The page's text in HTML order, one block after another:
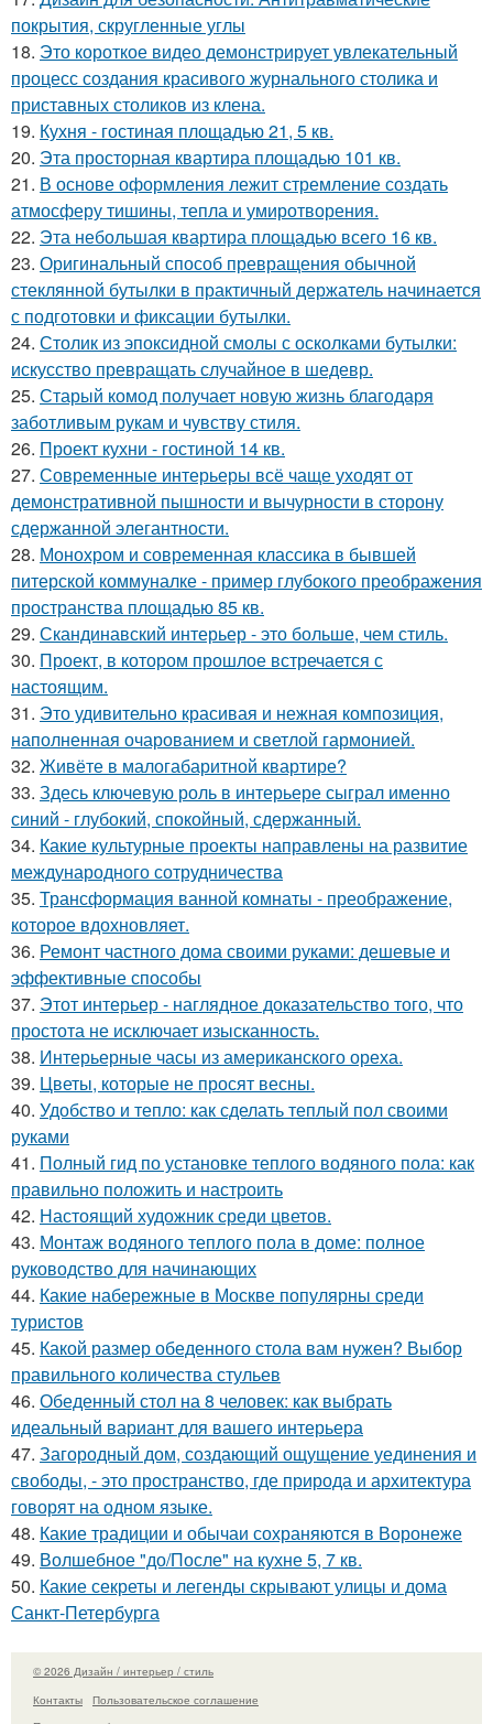
покрытия, скругленные углы
18. Это короткое видео демонстрирует увлекательный
процесс создания красивого журнального столика и
приставных столиков из клена.
19. Кухня - гостиная площадью 21, 5 кв.
20. Эта просторная квартира площадью 101 кв.
21. В основе оформления лежит стремление создать
атмосферу тишины, тепла и умиротворения.
22. Эта небольшая квартира площадью всего 16 кв.
23. Оригинальный способ превращения обычной
стеклянной бутылки в практичный держатель начинается
с подготовки и фиксации бутылки.
24. Столик из эпоксидной смолы с осколками бутылки:
искусство превращать случайное в шедевр.
25. Старый комод получает новую жизнь благодаря
заботливым рукам и чувству стиля.
26. Проект кухни - гостиной 14 кв.
27. Современные интерьеры всё чаще уходят от
демонстративной пышности и вычурности в сторону
сдержанной элегантности.
28. Монохром и современная классика в бывшей
питерской коммуналке - пример глубокого преображения
пространства площадью 85 кв.
29. Скандинавский интерьер - это больше, чем стиль.
30. Проект, в котором прошлое встречается с
настоящим.
31. Это удивительно красивая и нежная композиция,
наполненная очарованием и светлой гармонией.
32. Живёте в малогабаритной квартире?
33. Здесь ключевую роль в интерьере сыграл именно
синий - глубокий, спокойный, сдержанный.
34. Какие культурные проекты направлены на развитие
международного сотрудничества
35. Трансформация ванной комнаты - преображение,
которое вдохновляет.
36. Ремонт частного дома своими руками: дешевые и
эффективные способы
37. Этот интерьер - наглядное доказательство того, что
простота не исключает изысканность.
38. Интерьерные часы из американского ореха.
39. Цветы, которые не просят весны.
40. Удобство и тепло: как сделать теплый пол своими
руками
41. Полный гид по установке теплого водяного пола: как
правильно положить и настроить
42. Настоящий художник среди цветов.
43. Монтаж водяного теплого пола в доме: полное
руководство для начинающих
44. Какие набережные в Москве популярны среди
туристов
45. Какой размер обеденного стола вам нужен? Выбор
правильного количества стульев
46. Обеденный стол на 8 человек: как выбрать
идеальный вариант для вашего интерьера
47. Загородный дом, создающий ощущение уединения и
свободы, - это пространство, где природа и архитектура
говорят на одном языке.
48. Какие традиции и обычаи сохраняются в Воронеже
49. Волшебное "до/После" на кухне 5, 7 кв.
50. Какие секреты и легенды скрывают улицы и дома
Санкт-Петербурга
© 2026 Дизайн / интерьер / стиль
Контакты
Пользовательское соглашение